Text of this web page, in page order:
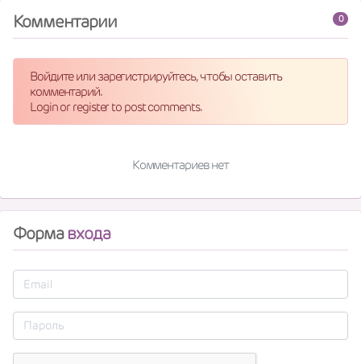
0
Комментарии
Войдите или зарегистрируйтесь, чтобы оставить
комментарий.
Login or register to post comments.
Комментариев нет
Формавхода